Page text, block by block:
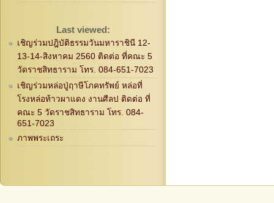
Last viewed:
เชิญร่วมปฎิบัติธรรมวันมหาราชินี 12-
13-14-สิงหาคม 2560 ติดต่อ ที่คณะ 5
วัดราชสิทธาราม โทร. 084-651-7023
เชิญร่วมหล่อปู่ฤาษีโภคทรัพย์ หล่อที่
โรงหล่อท้าวผาแดง งานศีลป ติดต่อ ที่
คณะ 5 วัดราชสิทธาราม โทร. 084-
651-7023
ภาพพระเถระ